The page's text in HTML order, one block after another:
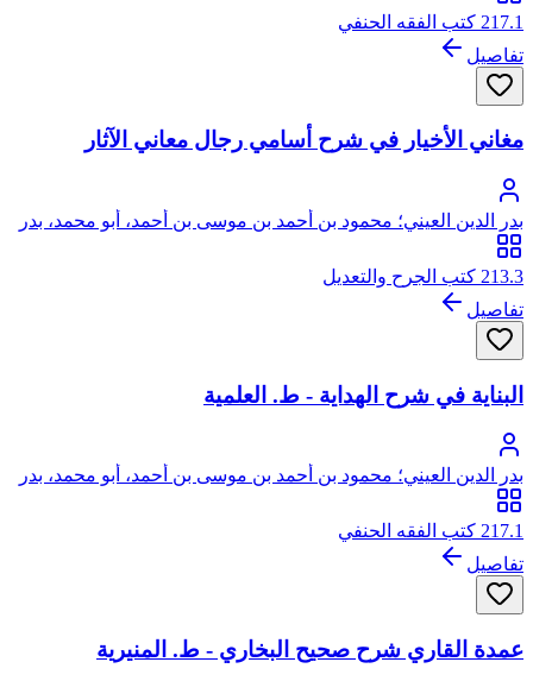
217.1 كتب الفقه الحنفي
تفاصيل
مغاني الأخيار في شرح أسامي رجال معاني الآثار
بدر الدين العيني؛ محمود بن أحمد بن موسى بن أحمد، أبو محمد، بدر
الدين العيني الحنفي
213.3 كتب الجرح والتعديل
تفاصيل
البناية في شرح الهداية - ط. العلمية
بدر الدين العيني؛ محمود بن أحمد بن موسى بن أحمد، أبو محمد، بدر
الدين العيني الحنفي
217.1 كتب الفقه الحنفي
تفاصيل
عمدة القاري شرح صحيح البخاري - ط. المنيرية